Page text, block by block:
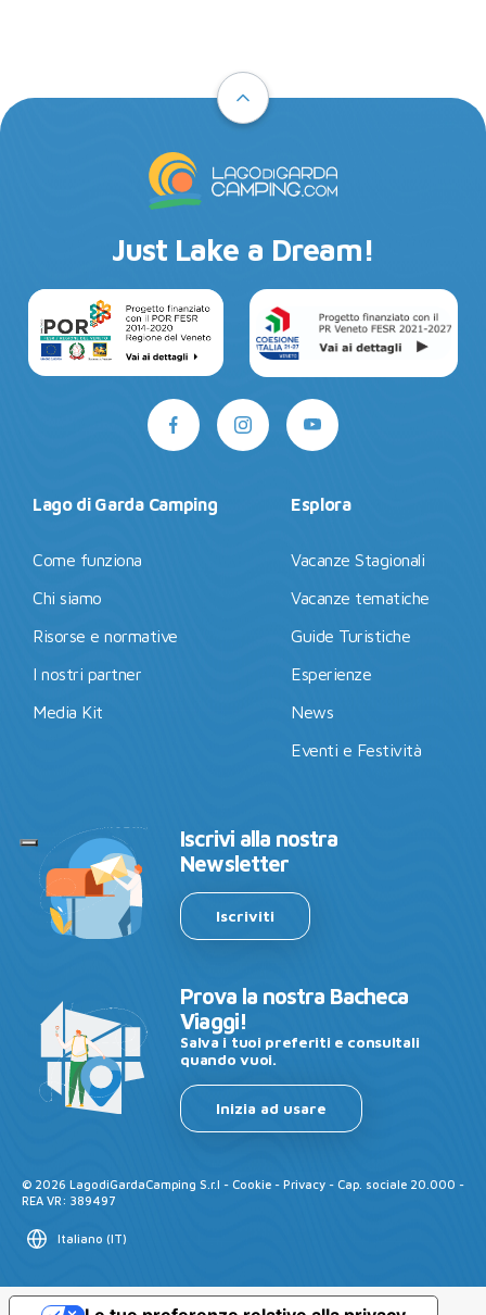
Just Lake a Dream!
Lago di Garda Camping
Come funziona
Chi siamo
Risorse e normative
I nostri partner
Media Kit
Esplora
Vacanze Stagionali
Vacanze tematiche
Guide Turistiche
Esperienze
News
Eventi e Festività
Iscrivi alla nostra
Newsletter
Iscriviti
Prova la nostra Bacheca
Viaggi!
Salva i tuoi preferiti e consultali
quando vuoi.
Inizia ad usare
© 2026 LagodiGardaCamping S.r.l - Cookie - Privacy - Cap. sociale 20.000 -
REA VR: 389497
Italiano (IT)